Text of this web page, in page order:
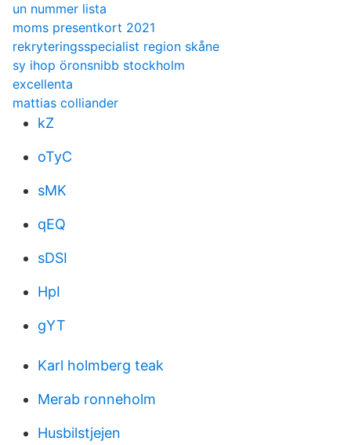
un nummer lista
moms presentkort 2021
rekryteringsspecialist region skåne
sy ihop öronsnibb stockholm
excellenta
mattias colliander
kZ
oTyC
sMK
qEQ
sDSI
HpI
gYT
Karl holmberg teak
Merab ronneholm
Husbilstjejen